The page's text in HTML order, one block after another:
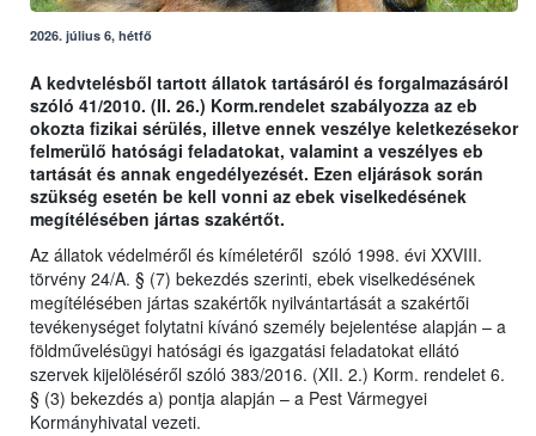
2026. július 6, hétfő
A kedvtelésből tartott állatok tartásáról és forgalmazásáról
szóló 41/2010. (II. 26.) Korm.rendelet szabályozza az eb
okozta fizikai sérülés, illetve ennek veszélye keletkezésekor
felmerülő hatósági feladatokat, valamint a veszélyes eb
tartását és annak engedélyezését. Ezen eljárások során
szükség esetén be kell vonni az ebek viselkedésének
megítélésében jártas szakértőt.
Az állatok védelméről és kíméletéről szóló 1998. évi XXVIII.
törvény 24/A. § (7) bekezdés szerinti, ebek viselkedésének
megítélésében jártas szakértők nyilvántartását a szakértői
tevékenységet folytatni kívánó személy bejelentése alapján – a
földművelésügyi hatósági és igazgatási feladatokat ellátó
szervek kijelöléséről szóló 383/2016. (XII. 2.) Korm. rendelet 6.
§ (3) bekezdés a) pontja alapján – a Pest Vármegyei
Kormányhivatal vezeti.